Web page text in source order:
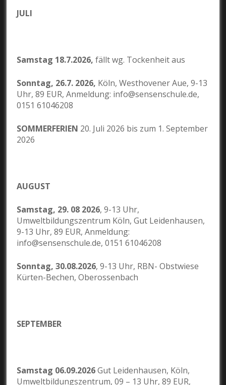
JULI
Samstag 18.7.2026,fällt wg. Tockenheit aus
Sonntag, 26.7. 2026, Köln, Westhovener Aue, 9-13
Uhr, 89 EUR, Anmeldung: info@sensenschule.de,
0151 61046208
SOMMERFERIEN 20. Juli 2026 bis zum 1. September
2026
AUGUST
Samstag, 29. 08 2026, 9-13 Uhr,
Umweltbildungszentrum Köln, Gut Leidenhausen,
9-13 Uhr, 89 EUR, Anmeldung:
info@sensenschule.de, 0151 61046208
Sonntag, 30.08.2026, 9-13 Uhr, RBN- Obstwiese
Kürten-Bechen, Oberossenbach
SEPTEMBER
Samstag 06.09.2026Gut Leidenhausen, Köln,
Umweltbildungszentrum, 09 – 13 Uhr, 89 EUR,